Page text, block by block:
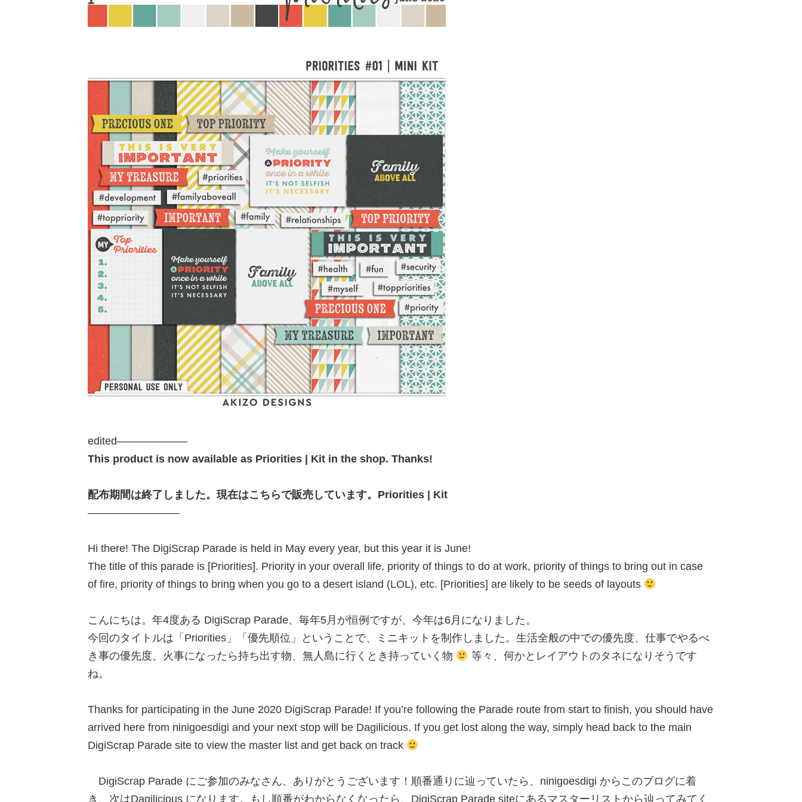
edited——————–
This product is now available as Priorities | Kit in the shop. Thanks!
配布期間は終了しました。現在はこちらで販売しています。Priorities | Kit
————————–
Hi there! The DigiScrap Parade is held in May every year, but this year it is June!
The title of this parade is [Priorities]. Priority in your overall life, priority of things to do at work, priority of things to bring out in case
of fire, priority of things to bring when you go to a desert island (LOL), etc. [Priorities] are likely to be seeds of layouts
こんにちは。年4度ある DigiScrap Parade、毎年5月が恒例ですが、今年は6月になりました。
今回のタイトルは「Priorities」「優先順位」ということで、ミニキットを制作しました。生活全般の中での優先度、仕事でやるべ
き事の優先度、火事になったら持ち出す物、無人島に行くとき持っていく物
等々、何かとレイアウトのタネになりそうです
ね。
Thanks for participating in the June 2020 DigiScrap Parade! If you’re following the Parade route from start to finish, you should have
arrived here from ninigoesdigi and your next stop will be Dagilicious. If you get lost along the way, simply head back to the main
DigiScrap Parade site to view the master list and get back on track
DigiScrap Parade にご参加のみなさん、ありがとうございます！順番通りに辿っていたら、ninigoesdigi からこのブログに着
き、次はDagilicious になります。もし順番がわからなくなったら、DigiScrap Parade siteにあるマスターリストから辿ってみてく